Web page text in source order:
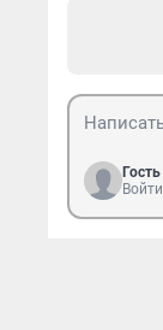
Гость
Войти